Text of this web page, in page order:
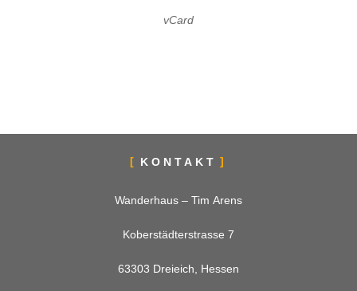
vCard
KONTAKT
Wanderhaus – Tim Arens
Koberstädterstrasse 7
63303 Dreieich, Hessen